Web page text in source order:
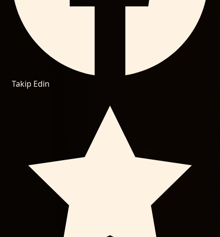
Takip Edin